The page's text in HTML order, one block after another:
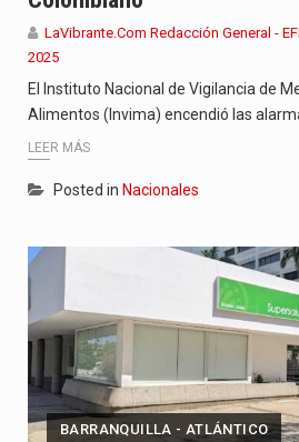
LaVibrante.Com Redacción General -
2025
El Instituto Nacional de Vigilancia de
Alimentos (Invima) encendió las
LEER MÁS
Posted in Nacionales
BARRANQUILLA - ATLÁNTICO